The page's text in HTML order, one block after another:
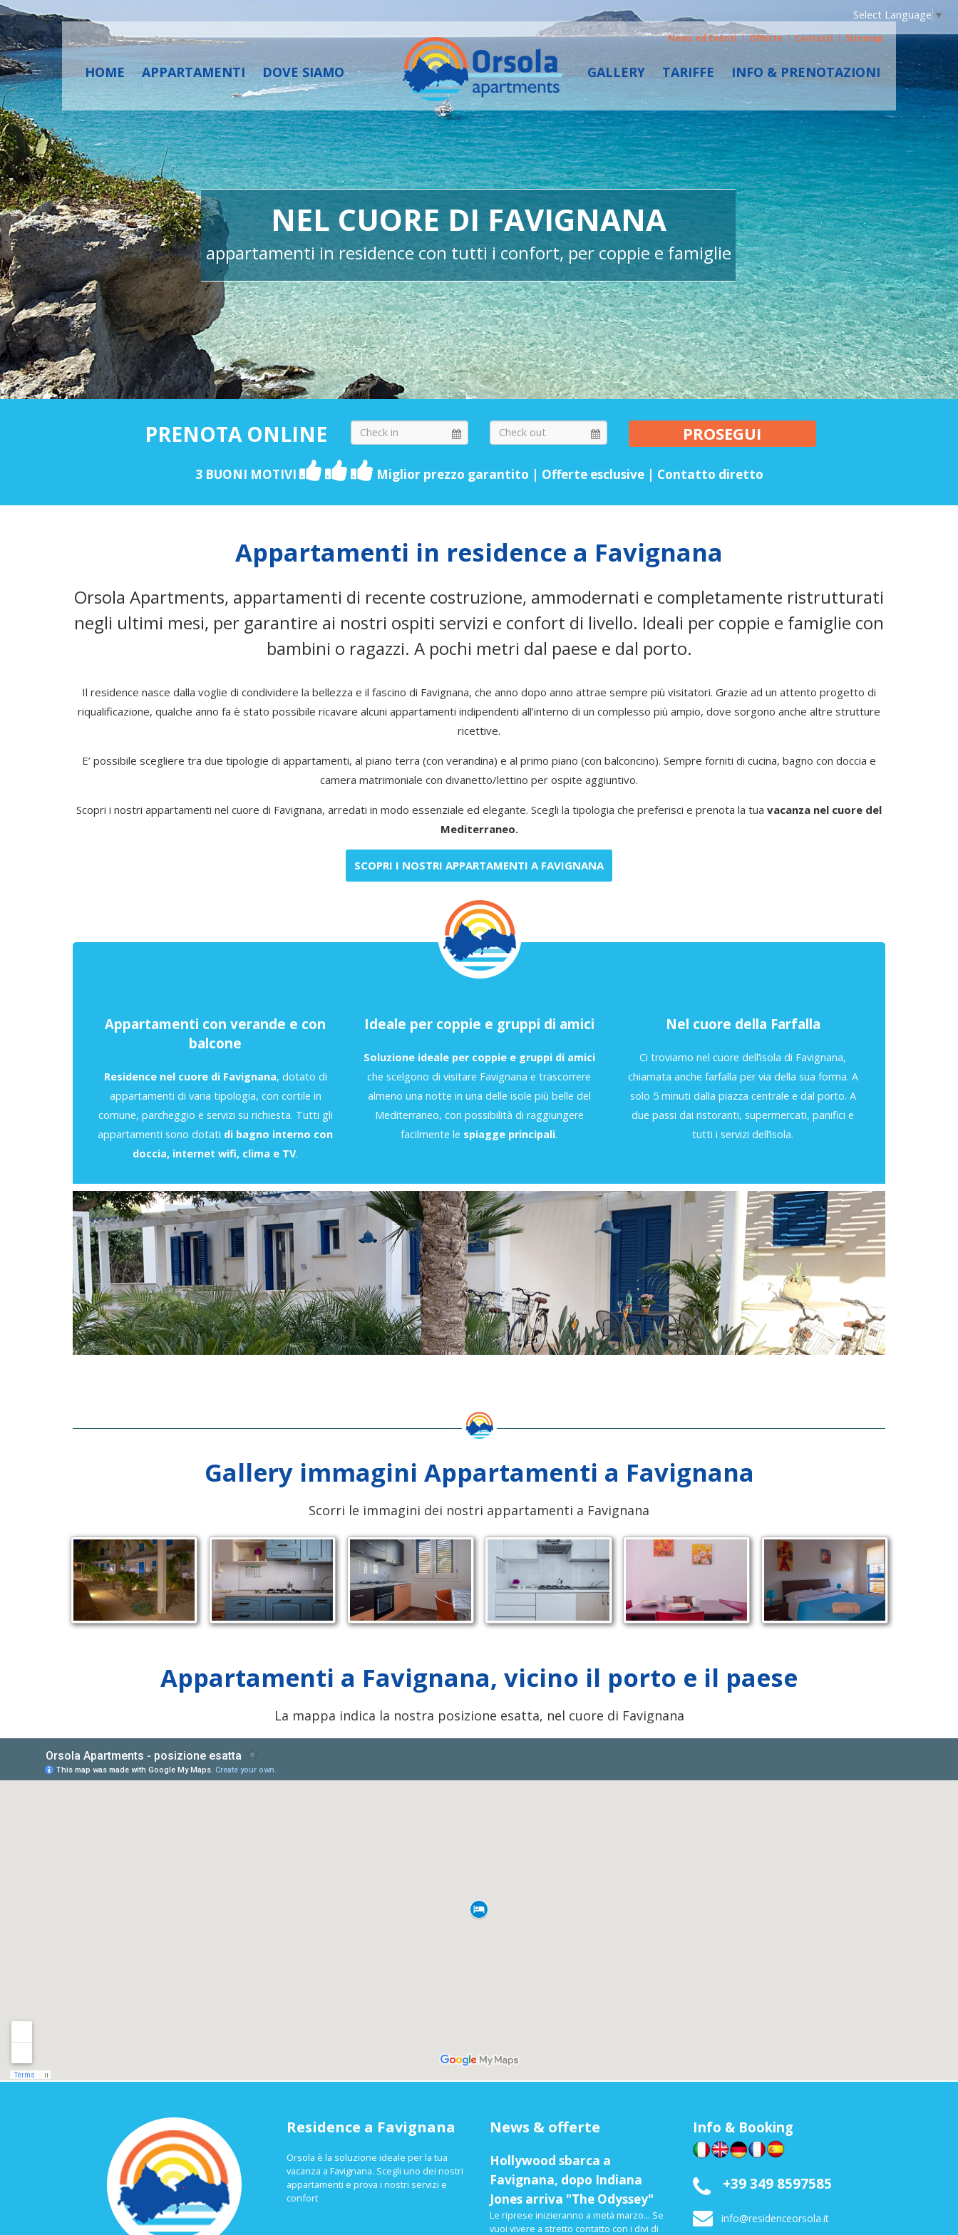
News ed Eventi Offerte Contatti Sitemap
HOME APPARTAMENTI DOVE SIAMO GALLERY TARIFFE INFO & PRENOTAZIONI
per coppie e famiglie
NEL CUORE DI FAVIGNANA
appartamenti in residence con tutti i confort, per coppie e famiglie
NEL
appartamenti in
PRENOTA ONLINE
3 BUONI MOTIVI Miglior prezzo garantito | Offerte esclusive | Contatto diretto
Appartamenti in residence a Favignana
Orsola Apartments, appartamenti di recente costruzione, ammodernati e completamente ristrutturati
negli ultimi mesi, per garantire ai nostri ospiti servizi e confort di livello. Ideali per coppie e famiglie con
bambini o ragazzi. A pochi metri dal paese e dal porto.
Il residence nasce dalla voglie di condividere la bellezza e il fascino di Favignana, che anno dopo anno attrae sempre più visitatori. Grazie ad un attento progetto di
riqualificazione, qualche anno fa è stato possibile ricavare alcuni appartamenti indipendenti all’interno di un complesso più ampio, dove sorgono anche altre strutture
ricettive.
E’ possibile scegliere tra due tipologie di appartamenti, al piano terra (con verandina) e al primo piano (con balconcino). Sempre forniti di cucina, bagno con doccia e
camera matrimoniale con divanetto/lettino per ospite aggiuntivo.
Scopri i nostri appartamenti nel cuore di Favignana, arredati in modo essenziale ed elegante. Scegli la tipologia che preferisci e prenota la tua vacanza nel cuore del
Mediterraneo.
SCOPRI I NOSTRI APPARTAMENTI A FAVIGNANA
Appartamenti con verande e con
balcone
Residence nel cuore di Favignana, dotato di
appartamenti di varia tipologia, con cortile in
comune, parcheggio e servizi su richiesta. Tutti gli
appartamenti sono dotati di bagno interno con
doccia, internet wifi, clima e TV.
Ideale per coppie e gruppi di amici
Soluzione ideale per coppie e gruppi di amici
che scelgono di visitare Favignana e trascorrere
almeno una notte in una delle isole più belle del
Mediterraneo, con possibilità di raggiungere
facilmente le spiagge principali.
Nel cuore della Farfalla
Ci troviamo nel cuore dell’isola di Favignana,
chiamata anche farfalla per via della sua forma. A
solo 5 minuti dalla piazza centrale e dal porto. A
due passi dai ristoranti, supermercati, panifici e
tutti i servizi dell’isola.
Gallery immagini Appartamenti a Favignana
Scorri le immagini dei nostri appartamenti a Favignana
Appartamenti a Favignana, vicino il porto e il paese
La mappa indica la nostra posizione esatta, nel cuore di Favignana
Residence a Favignana
Orsola è la soluzione ideale per la tua
vacanza a Favignana. Scegli uno dei nostri
appartamenti e prova i nostri servizi e
confort
News & offerte
Hollywood sbarca a
Favignana, dopo Indiana
Jones arriva "The Odyssey"
Le riprese inizieranno a metà marzo... Se
vuoi vivere a stretto contatto con i divi di
Info & Booking
+39 349 8597585
info@residenceorsola.it
Select Language ▼